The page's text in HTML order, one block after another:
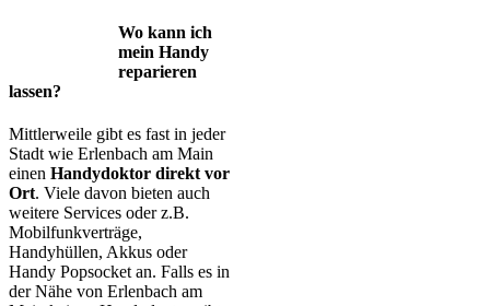
Wo kann ich
mein Handy
reparieren
lassen?
Mittlerweile gibt es fast in jeder
Stadt wie Erlenbach am Main
einen Handydoktor direkt vor
Ort. Viele davon bieten auch
weitere Services oder z.B.
Mobilfunkverträge,
Handyhüllen, Akkus oder
Handy Popsocket an. Falls es in
der Nähe von Erlenbach am